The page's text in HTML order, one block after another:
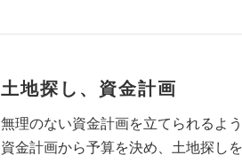
土地探し、資金計画
無理のない資金計画を立てられるよ
資金計画から予算を決め、土地探しを